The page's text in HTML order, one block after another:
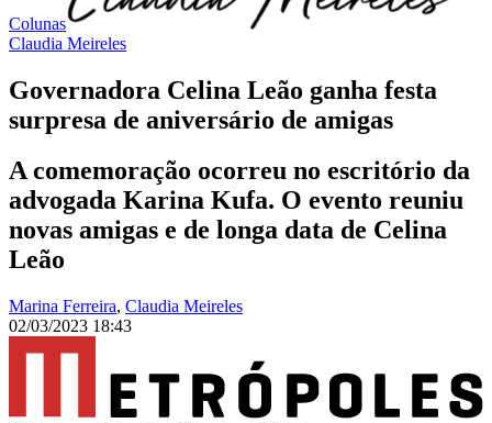
Colunas
Claudia Meireles
Governadora Celina Leão ganha festa
surpresa de aniversário de amigas
A comemoração ocorreu no escritório da
advogada Karina Kufa. O evento reuniu
novas amigas e de longa data de Celina
Leão
Marina Ferreira, Claudia Meireles
02/03/2023 18:43